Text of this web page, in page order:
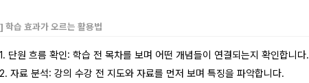
학습 효과가 오르는 활용법
단원 흐름 확인: 학습 전 목차를 보며 어떤 개념들이 연결되는지 확인합니다.
자료 분석: 강의 수강 전 지도와 자료를 먼저 보며 특징을 파악합니다.